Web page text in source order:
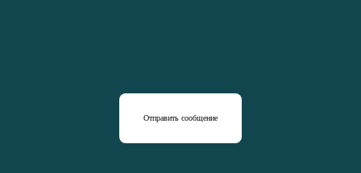
Отправить сообщение